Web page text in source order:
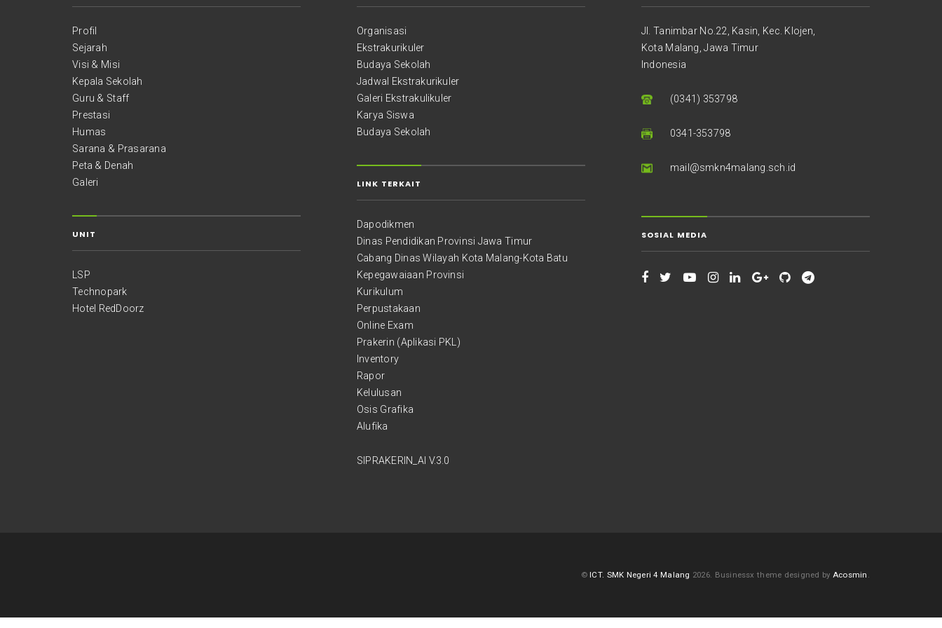
Profil
Sejarah
Visi & Misi
Kepala Sekolah
Guru & Staff
Prestasi
Humas
Sarana & Prasarana
Peta & Denah
Galeri
UNIT
LSP
Technopark
Hotel RedDoorz
Organisasi
Ekstrakurikuler
Budaya Sekolah
Jadwal Ekstrakurikuler
Galeri Ekstrakulikuler
Karya Siswa
Budaya Sekolah
LINK TERKAIT
Dapodikmen
Dinas Pendidikan Provinsi Jawa Timur
Cabang Dinas Wilayah Kota Malang-Kota Batu
Kepegawaiaan Provinsi
Kurikulum
Perpustakaan
Online Exam
Prakerin (Aplikasi PKL)
Inventory
Rapor
Kelulusan
Osis Grafika
Alufika
SIPRAKERIN_AI V.3.0
Jl. Tanimbar No.22, Kasin, Kec. Klojen,
Kota Malang, Jawa Timur
Indonesia
(0341) 353798
0341-353798
mail@smkn4malang.sch.id
SOSIAL MEDIA
©ICT. SMK Negeri 4 Malang 2026. Businessx theme designed by Acosmin .